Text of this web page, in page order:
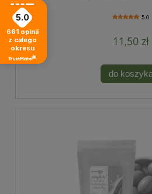
5.0
11,50 zł
do
5.0
661 opinii
z całego
okresu